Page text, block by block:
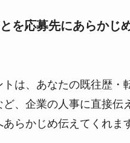
を応募先にあらかじ
は、あなたの既往歴・
ど、企業の人事に直接伝
らかじめ伝えてくれま